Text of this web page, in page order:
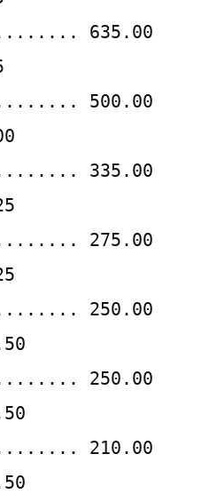
635.00
500.00
335.00
.......... 275.00
250.00
250.00
210.00